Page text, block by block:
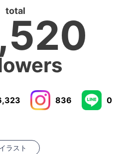
total
836 0
ラスト